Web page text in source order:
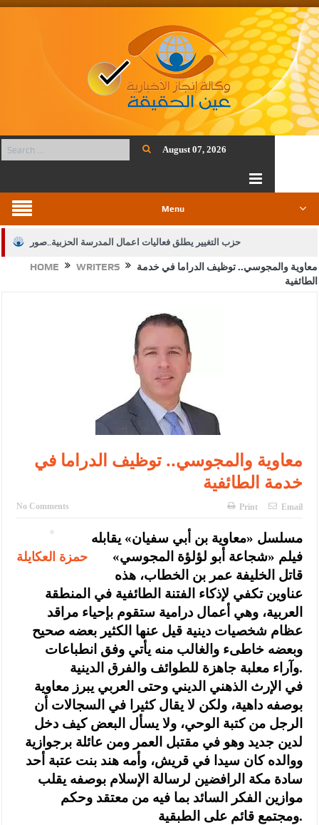
August 07, 2026
Menu
حزب التغيير يطلق فعاليات اعمال المدرسة الحزبية..صور
الجيش يفتح باب التجنيد لحملة البكالوريوس في الحقوق والقانون
الإسلامية والمسيحية
النواب يقر مشروع تعديل قانون الملكية العقارية
القاضي يلتقي رؤساء تحرير الصحف اليومية ويؤكد حرص مجلس النواب
على شراكة فاعلة مع الإعلام
دعوة المكلفين بخدمة العلم (الدفعة الثالثة) إلى مراجعة منصة خدمة
الملك يتلقى اتصالا هاتفيا من العاهل البحريني
القاضي محمود أحمد فريحات.. مبارك ومزيدا من التوفيق
HOME WRITERS
معاوية والمجوسي.. توظيف الدراما في خدمة
الطائفية
معاوية والمجوسي.. توظيف الدراما في
خدمة الطائفية
No Comments Print Email
حمزة العكايلة
مسلسل «معاوية بن أبي سفيان» يقابله
فيلم «شجاعة أبو لؤلؤة المجوسي»
قاتل الخليفة عمر بن الخطاب، هذه
عناوين تكفي لإذكاء الفتنة الطائفية في المنطقة
العربية، وهي أعمال درامية ستقوم بإحياء مراقد
عظام شخصيات دينية قيل عنها الكثير بعضه صحيح
وبعضه خاطىء والغالب منه يأتي وفق انطباعات
وآراء معلبة جاهزة للطوائف والفرق الدينية.
في الإرث الذهني الديني وحتى العربي يبرز معاوية
بوصفه داهية، ولكن لا يقال كثيرا في السجالات أن
الرجل من كتبة الوحي، ولا يسأل البعض كيف دخل
لدين جديد وهو في مقتبل العمر ومن عائلة برجوازية
ووالده كان سيدا في قريش، وأمه هند بنت عتبة أحد
سادة مكة الرافضين لرسالة الإسلام بوصفه يقلب
موازين الفكر السائد بما فيه من معتقد وحكم
ومجتمع قائم على الطبقية.